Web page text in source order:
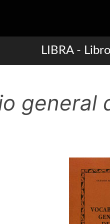
LIBRA -
general